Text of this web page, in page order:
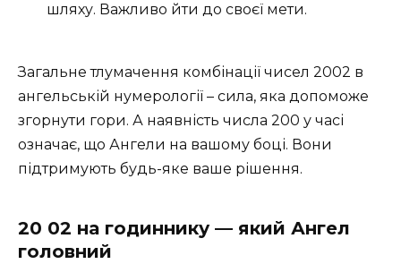
шляху. Важливо йти до своєї мети.
Загальне тлумачення комбінації чисел 2002 в
ангельській нумерології – сила, яка допоможе
згорнути гори. А наявність числа 200 у часі
означає, що Ангели на вашому боці. Вони
підтримують будь-яке ваше рішення.
20 02 на годиннику — який Ангел
головний